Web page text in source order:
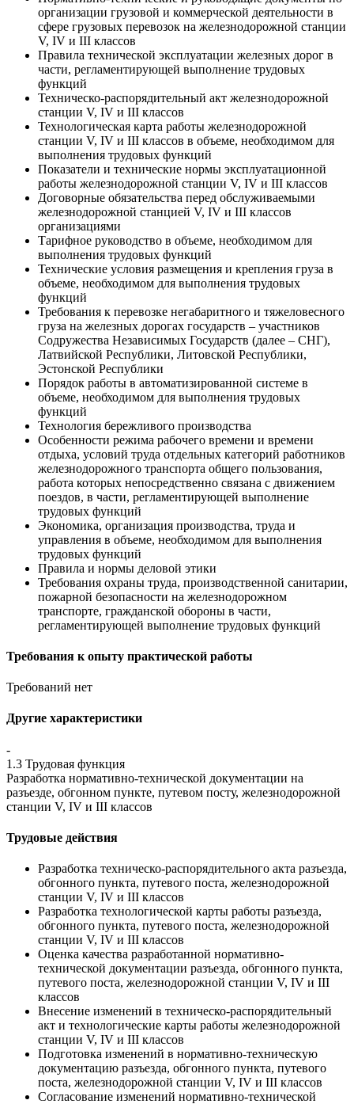
организации грузовой и коммерческой деятельности в
сфере грузовых перевозок на железнодорожной станции
V, IV и III классов
Правила технической эксплуатации железных дорог в
части, регламентирующей выполнение трудовых
функций
Техническо-распорядительный акт железнодорожной
станции V, IV и III классов
Технологическая карта работы железнодорожной
станции V, IV и III классов в объеме, необходимом для
выполнения трудовых функций
Показатели и технические нормы эксплуатационной
работы железнодорожной станции V, IV и III классов
Договорные обязательства перед обслуживаемыми
железнодорожной станцией V, IV и III классов
организациями
Тарифное руководство в объеме, необходимом для
выполнения трудовых функций
Технические условия размещения и крепления груза в
объеме, необходимом для выполнения трудовых
функций
Требования к перевозке негабаритного и тяжеловесного
груза на железных дорогах государств – участников
Содружества Независимых Государств (далее – СНГ),
Латвийской Республики, Литовской Республики,
Эстонской Республики
Порядок работы в автоматизированной системе в
объеме, необходимом для выполнения трудовых
функций
Технология бережливого производства
Особенности режима рабочего времени и времени
отдыха, условий труда отдельных категорий работников
железнодорожного транспорта общего пользования,
работа которых непосредственно связана с движением
поездов, в части, регламентирующей выполнение
трудовых функций
Экономика, организация производства, труда и
управления в объеме, необходимом для выполнения
трудовых функций
Правила и нормы деловой этики
Требования охраны труда, производственной санитарии,
пожарной безопасности на железнодорожном
транспорте, гражданской обороны в части,
регламентирующей выполнение трудовых функций
Требования к опыту практической работы
Требований нет
Другие характеристики
-
1.3 Трудовая функция
Разработка нормативно-технической документации на
разъезде, обгонном пункте, путевом посту, железнодорожной
станции V, IV и III классов
Трудовые действия
Разработка техническо-распорядительного акта разъезда,
обгонного пункта, путевого поста, железнодорожной
станции V, IV и III классов
Разработка технологической карты работы разъезда,
обгонного пункта, путевого поста, железнодорожной
станции V, IV и III классов
Оценка качества разработанной нормативно-
технической документации разъезда, обгонного пункта,
путевого поста, железнодорожной станции V, IV и III
классов
Внесение изменений в техническо-распорядительный
акт и технологические карты работы железнодорожной
станции V, IV и III классов
Подготовка изменений в нормативно-техническую
документацию разъезда, обгонного пункта, путевого
поста, железнодорожной станции V, IV и III классов
Согласование изменений нормативно-технической